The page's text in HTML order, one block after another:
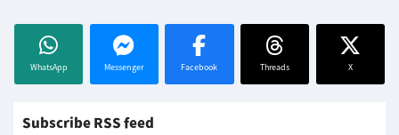
WhatsApp Messenger Facebook Threads X
Subscribe RSS feed